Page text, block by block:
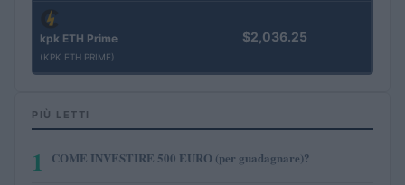
kpk ETH Prime
(KPK ETH PRIME)
$2,036.25
PIÙ LETTI
1 COME INVESTIRE 500 EURO (per guadagnare)?